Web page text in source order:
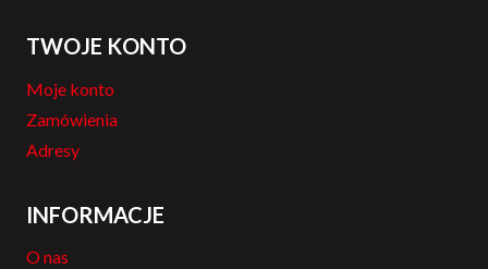
TWOJE KONTO
Moje konto
Zamówienia
Adresy
INFORMACJE
O nas